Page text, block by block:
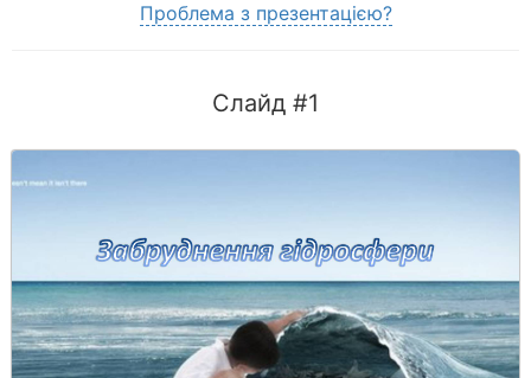
Проблема з презентацією?
Слайд #1